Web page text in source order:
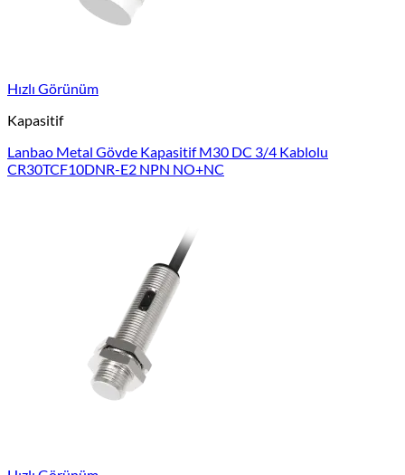
Hızlı Görünüm
Kapasitif
Lanbao Metal Gövde Kapasitif M30 DC 3/4 Kablolu
CR30TCF10DNR-E2 NPN NO+NC